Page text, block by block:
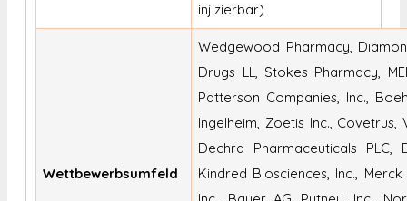
injizierbar)
Wettbewerbsumfeld
Wedgewood Pharmacy,
Drugs LL, Stokes Pharmacy,
Patterson Companies, Inc.,
Ingelheim, Zoetis Inc., Covetrus,
Dechra Pharmaceuticals PLC,
Kindred Biosciences, Inc., Merck